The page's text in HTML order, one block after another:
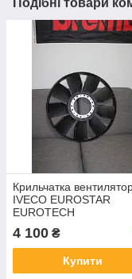
Подібні товари
Крильчатка
IVECO EUROSTAR
EUROTECH
EUROTRAKKER
TRAKKER 41213992
504026023
4 100 ₴
Купити